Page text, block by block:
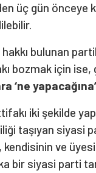
üç gün önceye
bulunan
bozmak için
‘ne
iki şekilde
taşıyan siyasi
ve
bir siyasi parti